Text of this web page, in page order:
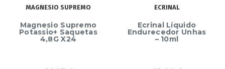
MAGNESIO SUPREMO
Magnesio Supremo
Potassio+ Saquetas
4,8G X24
ECRINAL
Ecrinal Líquido
Endurecedor Unhas
– 10ml